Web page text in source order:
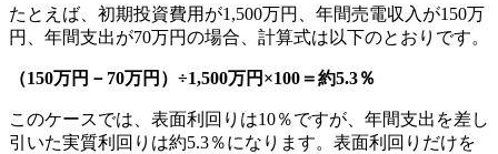
たとえば、初期投資費用が1,500万円、年間売電収入が150万
円、年間支出が70万円の場合、計算式は以下のとおりです。
（150万円－70万円）÷1,500万円×100＝約5.3％
このケースでは、表面利回りは10％ですが、年間支出を差し
引いた実質利回りは約5.3％になります。表面利回りだけを